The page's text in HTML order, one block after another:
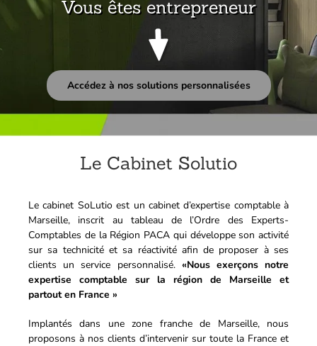
Vous êtes entrepreneur
Accédez à nos solutions personnalisées
Le Cabinet Solutio
Le cabinet SoLutio est un cabinet d’expertise comptable à
Marseille, inscrit au tableau de l’Ordre des Experts-
Comptables de la Région PACA qui développe son activité
sur sa technicité et sa réactivité afin de proposer à ses
clients un service personnalisé. «Nous exerçons notre
expertise comptable sur la région de Marseille et
partout en France »
Implantés dans une zone franche de Marseille, nous
proposons à nos clients d’intervenir sur toute la France et